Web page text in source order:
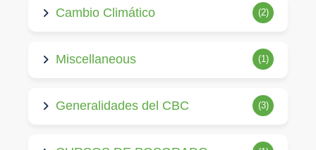
Cambio Climático (2)
Miscellaneous (1)
Generalidades del CBC (3)